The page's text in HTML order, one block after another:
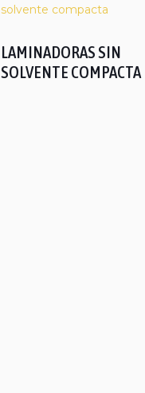
LAMINADORAS SIN
SOLVENTE COMPACTA